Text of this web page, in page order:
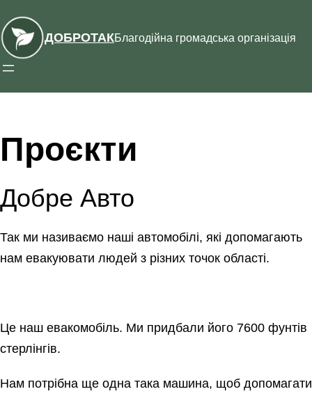
до
вмісту
ДОБРОТАКБлагодійна громадська організація
Проєкти
Добре Авто
Так ми називаємо наші автомобілі, які допомагають
нам евакуювати людей з різних точок області.
Це наш евакомобіль. Ми придбали його 7600 фунтів
стерлінгів.
Нам потрібна ще одна така машина, щоб допомагати